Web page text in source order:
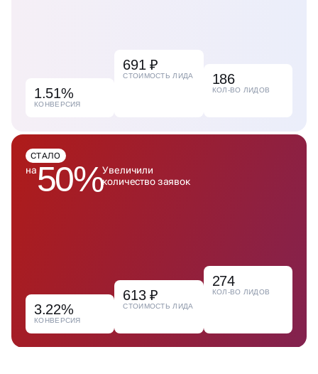
1.51%
КОНВЕРСИЯ
691 ₽
СТОИМОСТЬ ЛИДА 186
КОЛ-ВО ЛИДОВ
СТАЛО
на50%Увеличили
количество заявок
3.22%
КОНВЕРСИЯ
613 ₽
СТОИМОСТЬ ЛИДА
274
КОЛ-ВО ЛИДОВ